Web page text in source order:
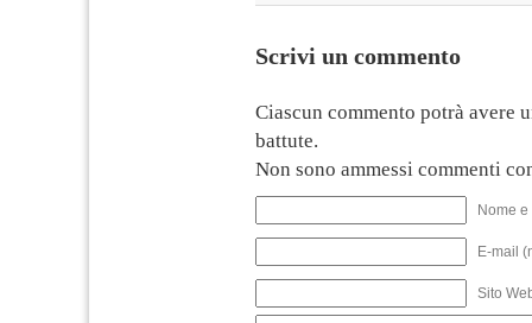
Scrivi un commento
Ciascun commento potrà avere
battute.
Non sono ammessi commenti
Nome
E-mail
Sito